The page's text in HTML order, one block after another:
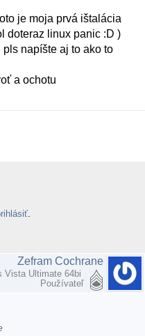
je moja prvá ištalácia
doteraz linux panic :D )
napíšte aj to ako to
a ochotu
Zefram Cochrane
Vista Ultimate 64bi
Používateľ